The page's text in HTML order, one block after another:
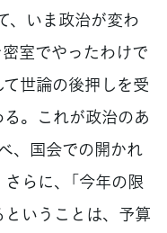
、いま政治が変わ
室でやったわけで
世論の後押しを受
。これが政治のあ
、国会での開かれ
らに、「今年の限
いうことは、予算